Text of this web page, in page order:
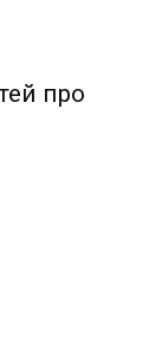
про